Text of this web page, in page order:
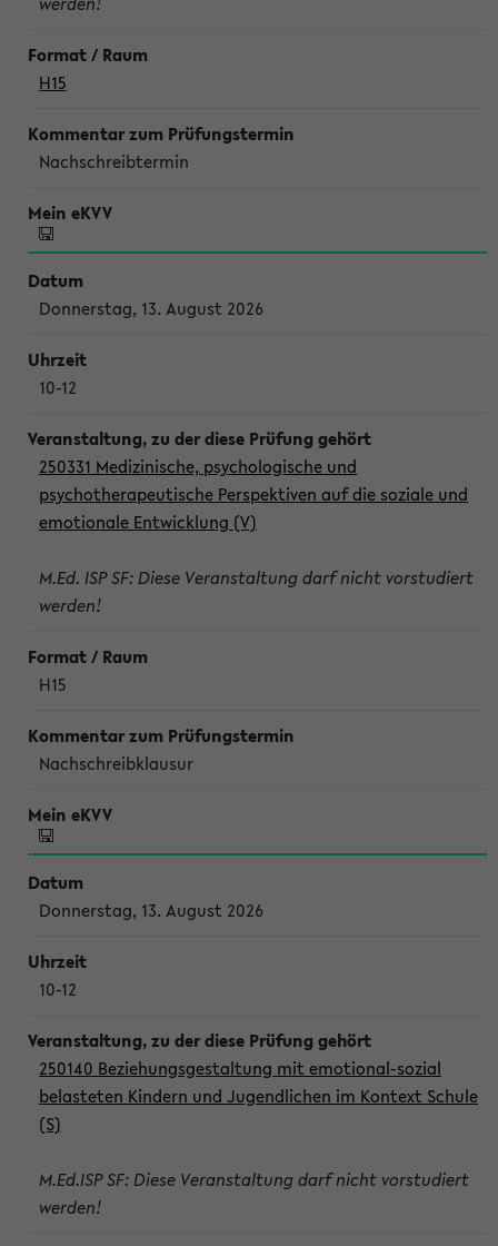
H15
Nachschreibtermin
Donnerstag, 13. August 2026
10-12
250331 Medizinische, psychologische und
psychotherapeutische Perspektiven auf die soziale und
emotionale Entwicklung (V)
M.Ed. ISP SF: Diese Veranstaltung darf nicht vorstudiert
werden!
H15
Nachschreibklausur
Donnerstag, 13. August 2026
10-12
250140 Beziehungsgestaltung mit emotional-sozial
belasteten Kindern und Jugendlichen im Kontext Schule
(S)
M.Ed.ISP SF: Diese Veranstaltung darf nicht vorstudiert
werden!